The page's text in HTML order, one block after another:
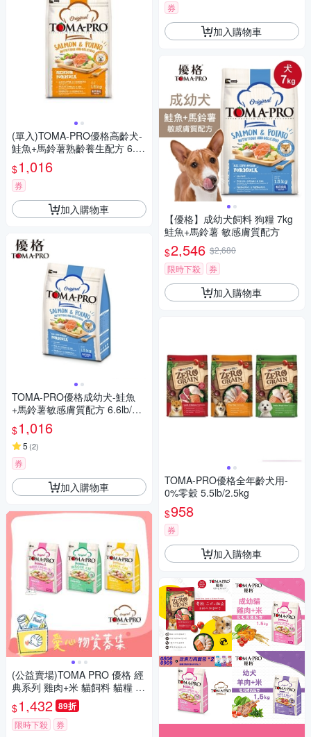
(單入)TOMA-PRO優格高齡犬-
鮭魚+馬鈴薯熟齡養生配方 6.6l
b/3kg
$1,016
券
加入購物車
TOMA-PRO優格成幼犬-鮭魚
+馬鈴薯敏感膚質配方 6.6lb/3k
$1,016
5 (2)
券
加入購物車
(公益賣場)TOMA PRO 優格 經
典系列 雞肉+米 貓飼料 貓糧 7
公斤 【受贈對象：中華民國保
護動物協會】(您不會收到商品)
愛心捐贈
$1,432 89折
限時下殺 券
券
加入購物車
【優格】成幼犬飼料 狗糧 7kg
鮭魚+馬鈴薯 敏感膚質配方
$2,546 $2,680
限時下殺
券
加入購物車
TOMA-PRO優格全年齡犬用-
0%零穀 5.5lb/2.5kg
$958
券
加入購物車